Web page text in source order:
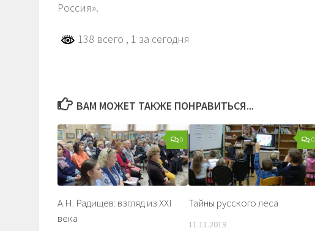
Россия».
138 всего , 1 за сегодня
ВАМ МОЖЕТ ТАКЖЕ ПОНРАВИТЬСЯ...
0
А.Н. Радищев: взгляд из XXI
века
0
Тайны русского леса
11.11.2019